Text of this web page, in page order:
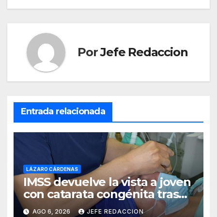
PorJefe Redaccion
Entrada relacionada
LÁZARO CÁRDENAS
IMSS devuelve la vista a joven
con catarata congénita tras
23 años de limitación visual
AGO 6, 2026 JEFE REDACCION